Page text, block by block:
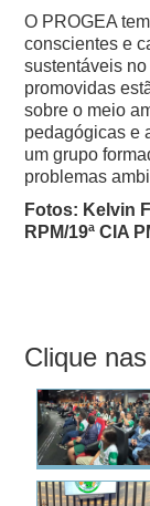
O PROGEA
conscientes e
sustentáveis
promovidas
sobre o meio
pedagógicas e
um grupo
problemas
Fotos: Kelvin
RPM/19ª CIA
Clique